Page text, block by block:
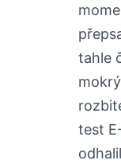
tahle
test